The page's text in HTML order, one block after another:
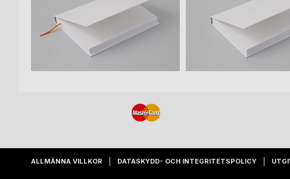
ALLMÄNNA VILLKOR DATASKYDD- OCH INTEGRITETSPOLICY